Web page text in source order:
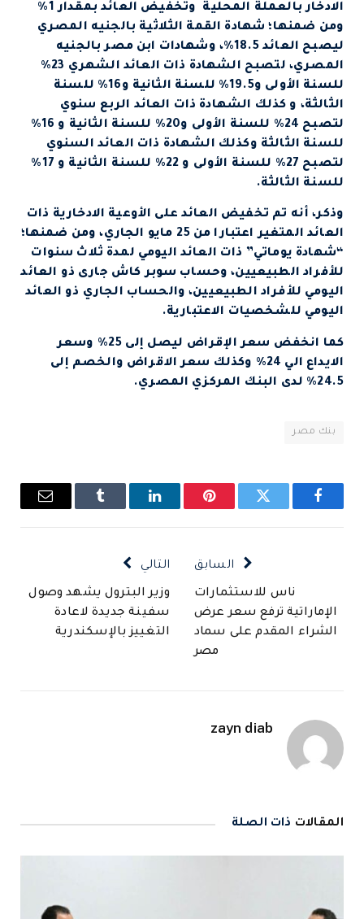
الادخار بالعملة المحلية وتخفيض العائد بمقدار 1%
ومن ضمنها؛ شهادة القمة الثلاثية بالجنيه المصري
ليصبح العائد 18.5%، وشهادات ابن مصر بالجنيه
المصري، لتصبح الشهادة ذات العائد الشهري 23%
للسنة الأولى و19.5% للسنة الثانية و16% للسنة
الثالثة، و كذلك الشهادة ذات العائد الربع سنوي
لتصبح 24% للسنة الأولى و20% للسنة الثانية و 16%
للسنة الثالثة وكذلك الشهادة ذات العائد السنوي
لتصبح 27% للسنة الأولى و 22% للسنة الثانية و 17%
للسنة الثالثة.
وذكر، أنه تم تخفيض العائد على الأوعية الادخارية ذات
العائد المتغير اعتبارا من 25 مايو الجاري، ومن ضمنها؛
“شهادة يوماتي” ذات العائد اليومي لمدة ثلاث سنوات
للأفراد الطبيعيين، وحساب سوبر كاش جارى ذو العائد
اليومي للأفراد الطبيعيين، والحساب الجاري ذو العائد
اليومي للشخصيات الاعتبارية.
كما انخفض سعر الإقراض ليصل إلى 25% وسعر
الايداع الي 24% وكذلك سعر الاقراض والخصم إلى
24.5% لدى البنك المركزي المصري.
بنك مصر
فيسبوك تويتر بينتيريستلينكدإن Tumblr
البريد
السابق
ناس للاستثمارات
الإماراتية ترفع سعر عرض
الشراء المقدم على سماد
مصر
التالي
وزير البترول يشهد وصول
سفينة جديدة لاعادة
التغييز بالإسكندرية
zayn diab
المقالات ذات الصلة